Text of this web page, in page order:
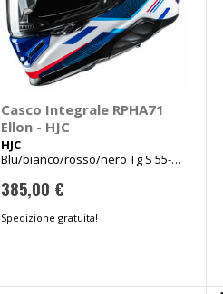
Casco Integrale RPHA71
Ellon - HJC
HJC
Blu/bianco/rosso/nero Tg S 55-
385,00 €
Spedizione gratuita!